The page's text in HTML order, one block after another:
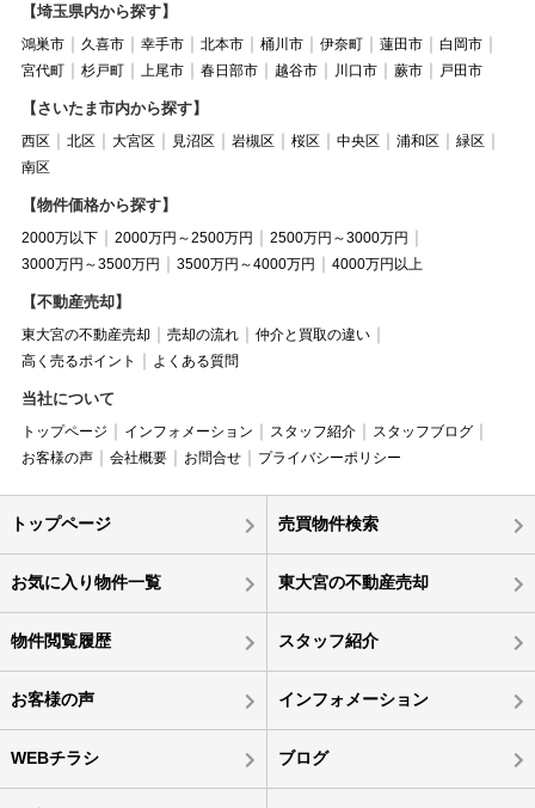
【埼玉県内から探す】
鴻巣市 久喜市 幸手市 北本市 桶川市 伊奈町 蓮田市
白岡市
宮代町
杉戸町 上尾市 春日部市 越谷市 川口市 蕨市 戸田市
【さいたま市内から探す】
西区 北区 大宮区 見沼区 岩槻区 桜区 中央区 浦和区
緑区
南区
【物件価格から探す】
2000万以下 2000万円～2500万円
2500万円～3000万円
3000万円～3500万円
3500万円～4000万円 4000万円以上
【不動産売却】
東大宮の不動産売却 売却の流れ
仲介と買取の違い
高く売るポイント
よくある質問
当社について
トップページ インフォメーション スタッフ紹介
スタッフブログ
お客様の声
会社概要 お問合せ プライバシーポリシー
トップページ 売買物件検索
お気に入り物件一覧 東大宮の不動産売却
物件閲覧履歴 スタッフ紹介
お客様の声 インフォメーション
WEBチラシ ブログ